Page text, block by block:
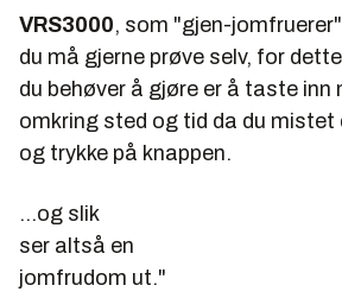
VRS3000, som "gjen-
du må gjerne prøve selv, for
du behøver å gjøre er å taste inn
omkring sted og tid da du mistet
og trykke på knappen.
...og slik
ser altså en
jomfrudom ut."